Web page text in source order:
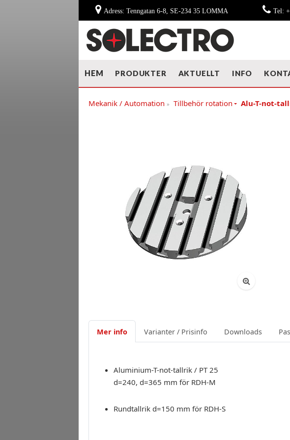
Adress: Tenngatan 6-8, SE-234 35 LOMMA Tel:
HEM PRODUKTER AKTUELLT INFO
Mekanik / Automation » Tillbehör rotation Alu-T-not-
Mer info Varianter / Prisinfo Downloads
Aluminium-T-not-tallrik / PT 25
d=240, d=365 mm för RDH-M
Rundtallrik d=150 mm för RDH-S